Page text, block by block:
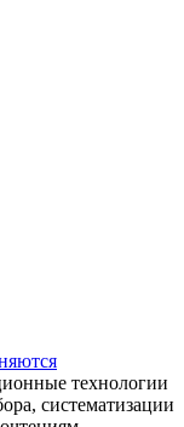
технологии
систематизации